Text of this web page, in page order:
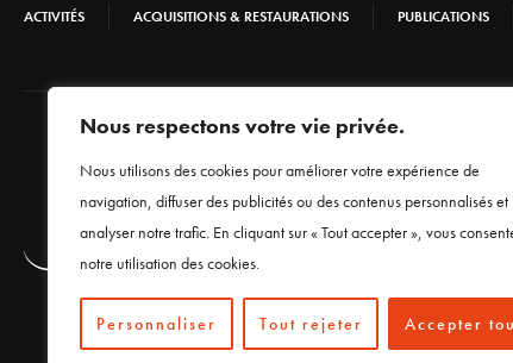
Nous respectons votre vie privée.
Nous utilisons des cookies pour améliorer votre expérience de
navigation, diffuser des publicités ou des contenus personnalisés et
analyser notre trafic. En cliquant sur « Tout accepter », vous
notre utilisation des cookies.
Personnaliser Tout rejeter Accepter
ACTIVITÉS ACQUISITIONS & RESTAURATIONS PUBLICATIONS